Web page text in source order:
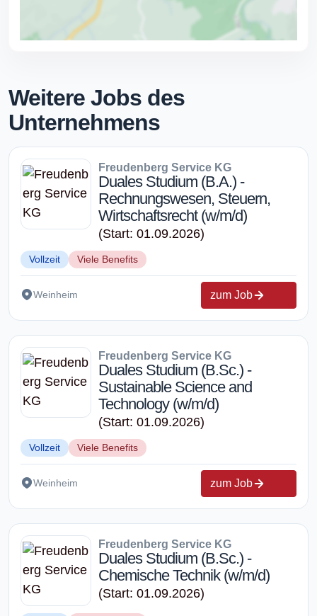
Weitere Jobs des
Unternehmens
Freudenberg Service KG
Duales Studium (B.A.) -
Rechnungswesen, Steuern,
Wirtschaftsrecht (w/m/d)
(Start: 01.09.2026)
Vollzeit Viele Benefits
Weinheim zum Job
Freudenberg Service KG
Duales Studium (B.Sc.) -
Sustainable Science and
Technology (w/m/d)
(Start: 01.09.2026)
Vollzeit Viele Benefits
Weinheim zum Job
Freudenberg Service KG
Duales Studium (B.Sc.) -
Chemische Technik (w/m/d)
(Start: 01.09.2026)